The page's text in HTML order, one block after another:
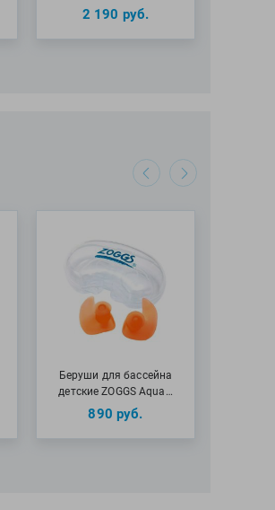
2 190 руб.
Беруши для бассейна
детские ZOGGS Aqua…
890 руб.